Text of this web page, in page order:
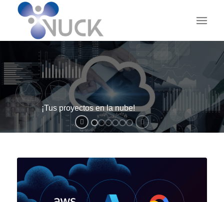
V-CLOUD
¡Tus proyectos en la nube!